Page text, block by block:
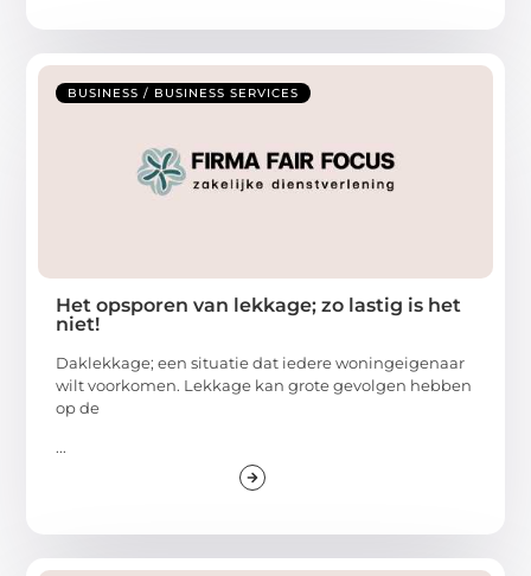
BUSINESS / BUSINESS SERVICES
Het opsporen van lekkage; zo lastig is het
niet!
Daklekkage; een situatie dat iedere woningeigenaar
wilt voorkomen. Lekkage kan grote gevolgen hebben
op de
...